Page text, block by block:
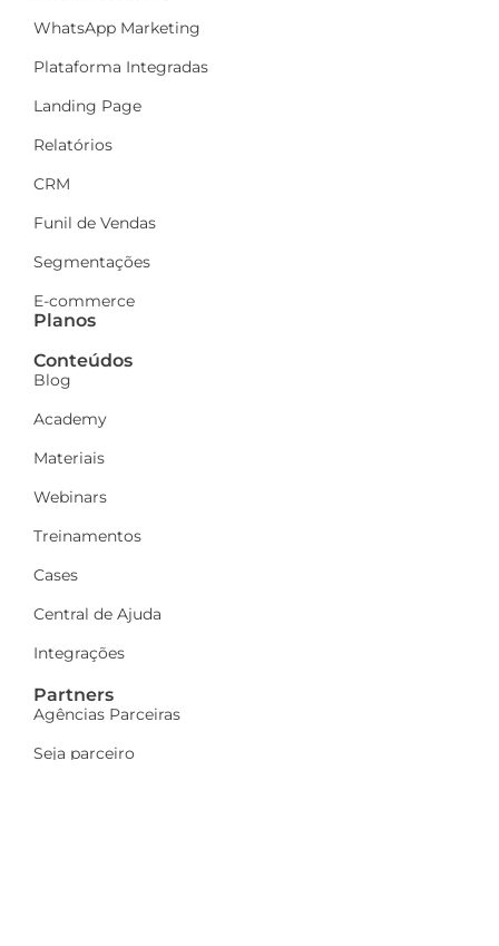
WhatsApp Marketing
Plataforma Integradas
Landing Page
Relatórios
CRM
Funil de Vendas
Segmentações
E-commerce
Planos
Conteúdos
Blog
Academy
Materiais
Webinars
Treinamentos
Cases
Central de Ajuda
Integrações
Partners
Agências Parceiras
Seja parceiro